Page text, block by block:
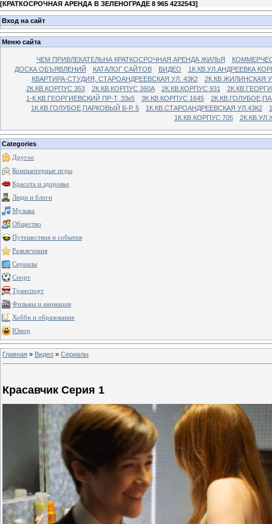
[КРАТКОСРОЧНАЯ АРЕНДА В ЗЕЛЕНОГРАДЕ 8 965 4232543]
Вход на сайт
Меню сайта
ЧЕМ ПРИВЛЕКАТЕЛЬНА КРАТКОСРОЧНАЯ АРЕНДА ЖИЛЬЯ
ДОСКА ОБЪЯВЛЕНИЙ
КАТАЛОГ САЙТОВ ВИДЕО
1К.КВ.УЛ.АНДРЕЕВКА
КВАРТИРА-СТУДИЯ, СТАРОАНДРЕЕВСКАЯ УЛ. 43К2
2К.КВ.ЖИЛИНСКАЯ
2К.КВ.КОРПУС 353
2К.КВ.КОРПУС 360А 2К.КВ.КОРПУС 931
1-К.КВ.ГЕОРГИЕВСКИЙ ПР-Т, 33к5
3К.КВ.КОРПУС 1645
1К.КВ.ГОЛУБОЕ,ПАРКОВЫЙ Б-Р. 5
1К.КВ.СТАРОАНДРЕЕВСКАЯ УЛ.43К2
1К.КВ.КОРПУС 705
Categories
Другое
Компьютерные игры
Красота и здоровье
Люди и блоги
Музыка
Общество
Путешествия и события
Развлечения
Сериалы
Спорт
Транспорт
Фильмы и анимация
Хобби и образование
Юмор
Главная » Видео » Сериалы
Красавчик Серия 1